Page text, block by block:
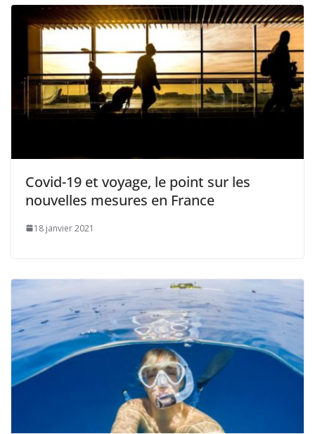
Covid-19 et voyage, le point sur les
nouvelles mesures en France
18 janvier 2021